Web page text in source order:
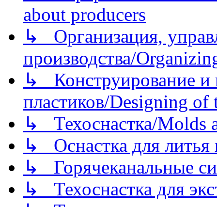
about producers
↳ Организация,
производства/
↳ Конструирование и
пластиков/Designing of
↳ Техоснастка/Molds
↳ Оснастка для литья
↳ Горячеканальные
↳ Техоснастка для